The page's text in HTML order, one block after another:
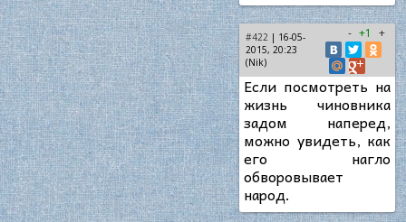
#422 | 16-05-
2015, 20:23
(Nik)
- +1 +
Если посмотреть на
жизнь чиновника
задом наперед,
можно увидеть, как
его нагло
обворовывает
народ.